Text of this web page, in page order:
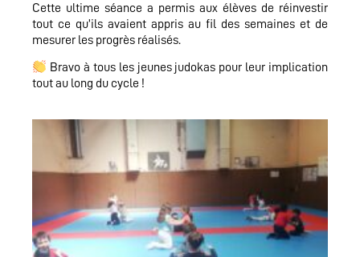
Cette ultime séance a permis aux élèves de réinvestir
tout ce qu’ils avaient appris au fil des semaines et de
mesurer les progrès réalisés.
Bravo à tous les jeunes judokas pour leur implication
tout au long du cycle !